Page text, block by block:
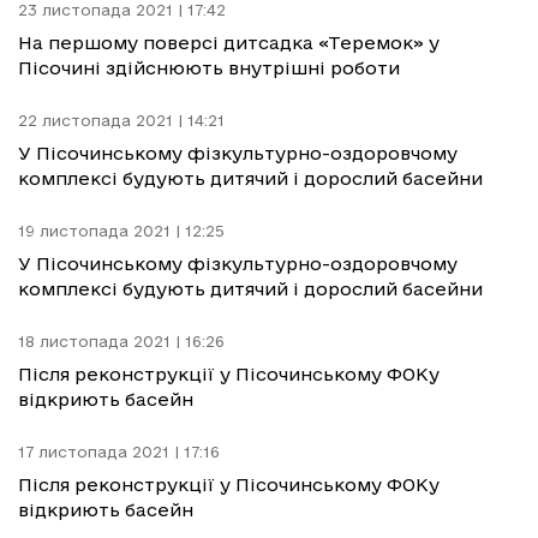
23 листопада 2021 | 17:42
На першому поверсі дитсадка «Теремок» у
Пісочині здійснюють внутрішні роботи
22 листопада 2021 | 14:21
У Пісочинському фізкультурно-оздоровчому
комплексі будують дитячий і дорослий басейни
19 листопада 2021 | 12:25
У Пісочинському фізкультурно-оздоровчому
комплексі будують дитячий і дорослий басейни
18 листопада 2021 | 16:26
Після реконструкції у Пісочинському ФОКу
відкриють басейн
17 листопада 2021 | 17:16
Після реконструкції у Пісочинському ФОКу
відкриють басейн